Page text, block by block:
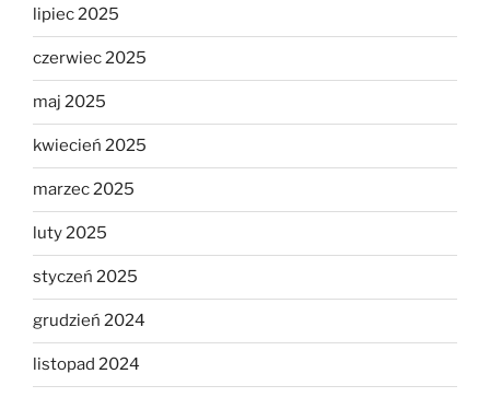
lipiec 2025
czerwiec 2025
maj 2025
kwiecień 2025
marzec 2025
luty 2025
styczeń 2025
grudzień 2024
listopad 2024